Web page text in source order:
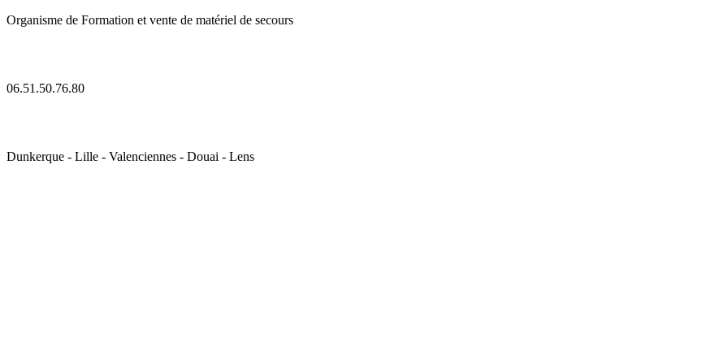
Organisme de Formation et vente de matériel de secours
06.51.50.76.80
Dunkerque - Lille - Valenciennes - Douai - Lens